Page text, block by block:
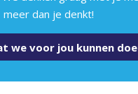
meer dan je denkt!
we voor jou kunnen